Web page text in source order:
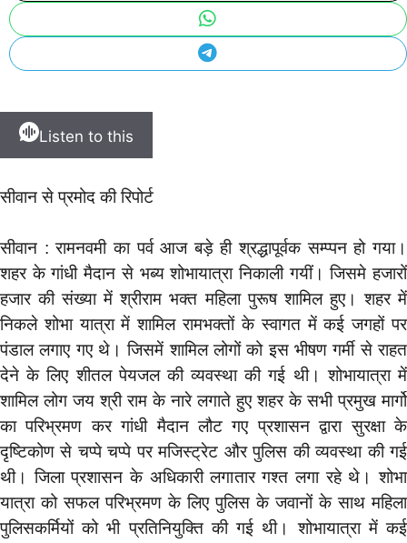
Listen to this
सीवान से प्रमोद की रिपोर्ट
सीवान : रामनवमी का पर्व आज बड़े ही श्रद्धापूर्वक सम्प्पन हो गया।
शहर के गांधी मैदान से भब्य शोभायात्रा निकाली गयीं। जिसमे हजारों
हजार की संख्या में श्रीराम भक्त महिला पुरूष शामिल हुए। शहर में
निकले शोभा यात्रा में शामिल रामभक्तों के स्वागत में कई जगहों पर
पंडाल लगाए गए थे। जिसमें शामिल लोगों को इस भीषण गर्मी से राहत
देने के लिए शीतल पेयजल की व्यवस्था की गई थी। शोभायात्रा में
शामिल लोग जय श्री राम के नारे लगाते हुए शहर के सभी प्रमुख मार्गो
का परिभ्रमण कर गांधी मैदान लौट गए प्रशासन द्वारा सुरक्षा के
दृष्टिकोण से चप्पे चप्पे पर मजिस्ट्रेट और पुलिस की व्यवस्था की गई
थी। जिला प्रशासन के अधिकारी लगातार गश्त लगा रहे थे। शोभा
यात्रा को सफल परिभ्रमण के लिए पुलिस के जवानों के साथ महिला
पुलिसकर्मियों को भी प्रतिनियुक्ति की गई थी। शोभायात्रा में कई